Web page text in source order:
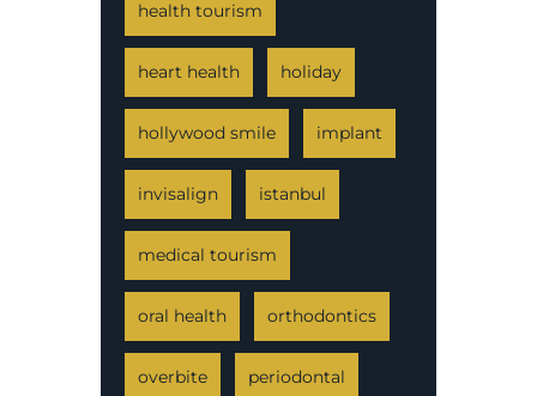
health tourism
heart health holiday
hollywood smile implant
invisalign istanbul
medical tourism
oral health orthodontics
overbite periodontal